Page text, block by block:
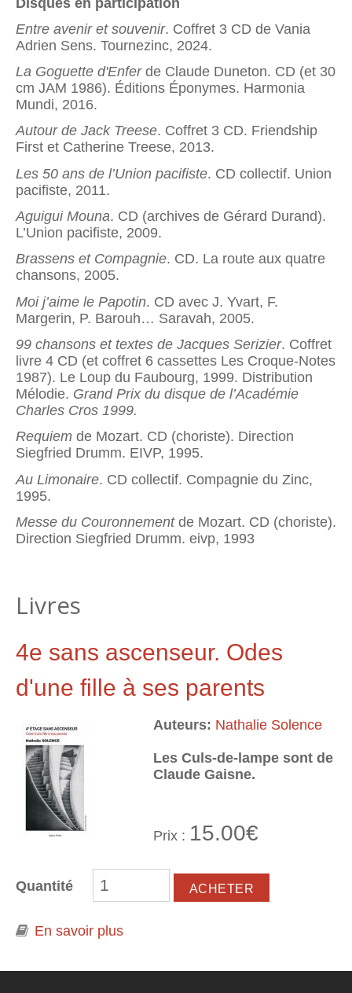
Entre avenir et souvenir. Coffret 3 CD de Vania
Adrien Sens. Tournezinc, 2024.
La Goguette d'Enferde Claude Duneton. CD (et 30
cm JAM 1986). Éditions Éponymes. Harmonia
Mundi, 2016.
Autour de Jack Treese. Coffret 3 CD. Friendship
First et Catherine Treese, 2013.
Les 50 ans de l’Union pacifiste. CD collectif. Union
pacifiste, 2011.
Aguigui Mouna. CD (archives de Gérard Durand).
L’Union pacifiste, 2009.
Brassens et Compagnie. CD. La route aux quatre
chansons, 2005.
Moi j’aime le Papotin. CD avec J. Yvart, F.
Margerin, P. Barouh… Saravah, 2005.
99 chansons et textes de Jacques Serizier. Coffret
livre 4 CD (et coffret 6 cassettes Les Croque-Notes
1987). Le Loup du Faubourg, 1999. Distribution
Mélodie. Grand Prix du disque de l’Académie
Charles Cros 1999.
Requiem de Mozart. CD (choriste). Direction
Siegfried Drumm. EIVP, 1995.
Au Limonaire. CD collectif. Compagnie du Zinc,
1995.
Messe du Couronnementde Mozart. CD (choriste).
Direction Siegfried Drumm. eivp, 1993
Livres
4e sans ascenseur. Odes
d'une fille à ses parents
Auteurs: Nathalie Solence
Les Culs-de-lampe sont de
Claude Gaisne.
Prix : 15.00€
Quantité
En savoir plus